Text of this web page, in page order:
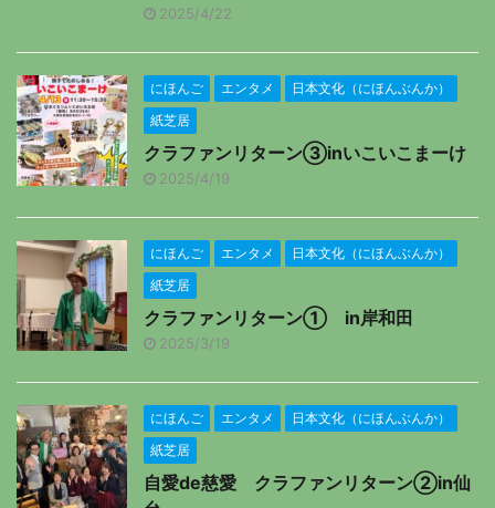
2025/4/22
にほんご エンタメ
日本文化（にほんぶんか）
紙芝居
クラファンリターン③inいこいこまーけ
2025/4/19
にほんご エンタメ
日本文化（にほんぶんか）
紙芝居
クラファンリターン① in岸和田
2025/3/19
にほんご エンタメ
日本文化（にほんぶんか）
紙芝居
自愛de慈愛 クラファンリターン②in仙